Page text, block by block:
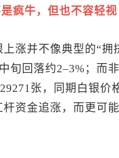
疯牛，但也不容轻视
涨并不像典型的“
旬回落约2–3%；而
张，同期白银
资金追涨，而更可